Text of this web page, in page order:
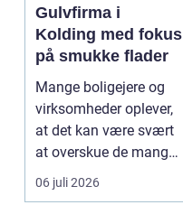
Gulvfirma i
Kolding med fokus
på smukke flader
Mange boligejere og
virksomheder oplever,
at det kan være svært
at overskue de mange
gul...
06 juli 2026